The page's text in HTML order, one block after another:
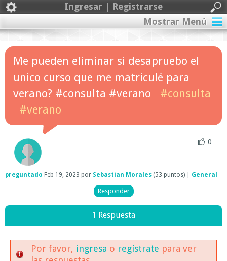
Ingresar | Registrarse
Mostrar Menú
Me pueden eliminar si desapruebo el
unico curso que me matriculé para
verano? #consulta #verano
#consulta
#verano
0
preguntado Feb 19, 2023 por Sebastian Morales (53 puntos) General
1 Respuesta
Por favor, ingresa o regístrate para ver